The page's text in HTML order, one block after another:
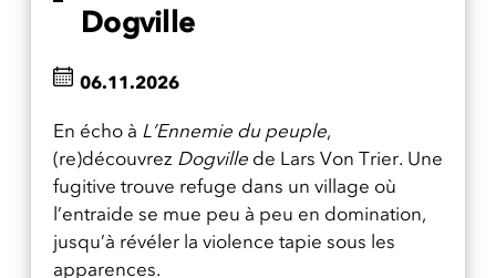
Dogville
En écho à L’Ennemie du peuple,
(re)découvrez Dogville de Lars Von Trier. Une
fugitive trouve refuge dans un village où
l’entraide se mue peu à peu en domination,
jusqu’à révéler la violence tapie sous les
apparences.
06.11.2026